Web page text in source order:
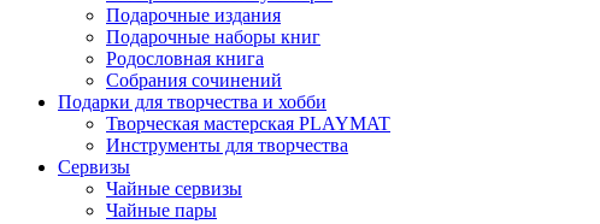
Подарочные издания
Подарочные наборы книг
Родословная книга
Собрания сочинений
Подарки для творчества и хобби
Творческая мастерская PLAYMAT
Инструменты для творчества
Cервизы
Чайные сервизы
Чайные пары